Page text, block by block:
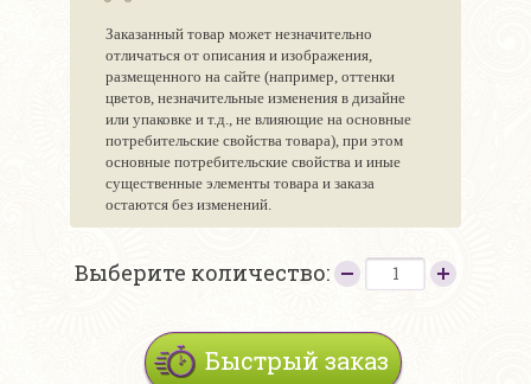
Заказанный товар может незначительно
отличаться от описания и изображения,
размещенного на сайте (например, оттенки
цветов, незначительные изменения в дизайне
или упаковке и т.д., не влияющие на основные
потребительские свойства товара), при этом
основные потребительские свойства и иные
существенные элементы товара и заказа
остаются без изменений.
Выберите количество:
Быстрый заказ